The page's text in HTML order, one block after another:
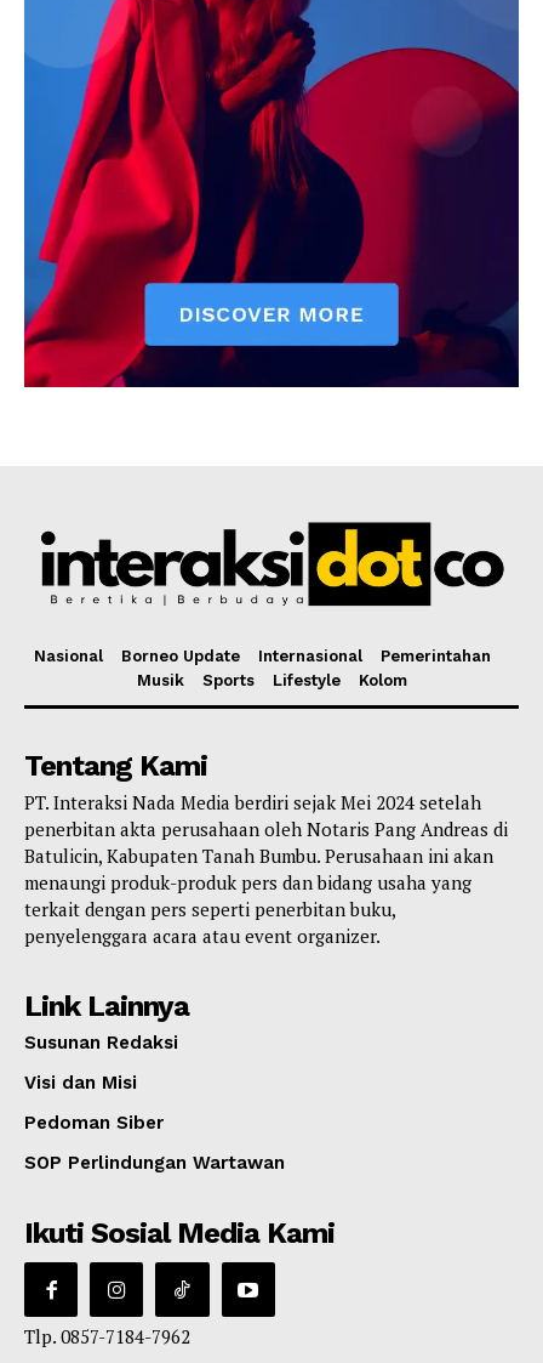
Nasional Borneo Update Internasional
Pemerintahan
Musik
Sports Lifestyle Kolom
Tentang Kami
PT. Interaksi Nada Media berdiri sejak Mei 2024 setelah
penerbitan akta perusahaan oleh Notaris Pang Andreas di
Batulicin, Kabupaten Tanah Bumbu. Perusahaan ini akan
menaungi produk-produk pers dan bidang usaha yang
terkait dengan pers seperti penerbitan buku,
penyelenggara acara atau event organizer.
Link Lainnya
Susunan Redaksi
Visi dan Misi
Pedoman Siber
SOP Perlindungan Wartawan
Ikuti Sosial Media Kami
Tlp. 0857-7184-7962